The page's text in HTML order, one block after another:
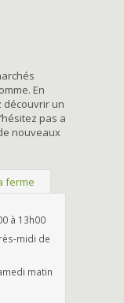
En
découvrir un
pas a
nouveaux
ferme
à 13h00
midi de
matin